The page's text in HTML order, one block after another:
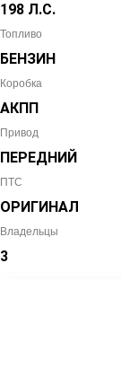
198 Л.С.
Топливо
БЕНЗИН
Коробка
АКПП
Привод
ПЕРЕДНИЙ
ПТС
ОРИГИНАЛ
Владельцы
3